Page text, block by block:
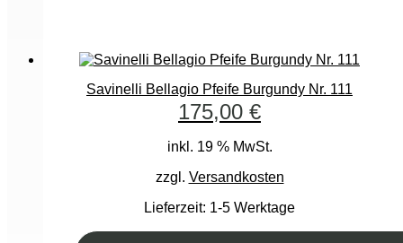
Savinelli Bellagio Pfeife Burgundy Nr. 111
175,00 €
inkl. 19 % MwSt.
zzgl. Versandkosten
Lieferzeit: 1-5 Werktage